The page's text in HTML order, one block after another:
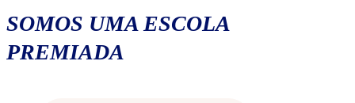
SOMOS UMA ESCOLA
PREMIADA